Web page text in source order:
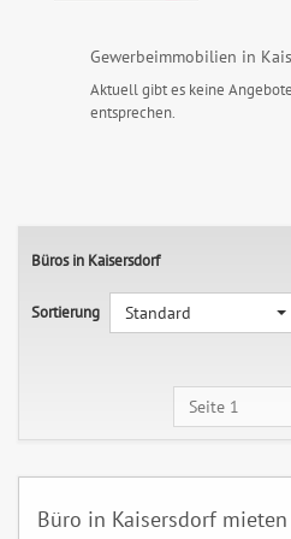
Gewerbeimmobilien in
Aktuell gibt es keine
entsprechen.
Büros in Kaisersdorf
Sortierung
Standard
Seite 1
Büro in Kaisersdorf